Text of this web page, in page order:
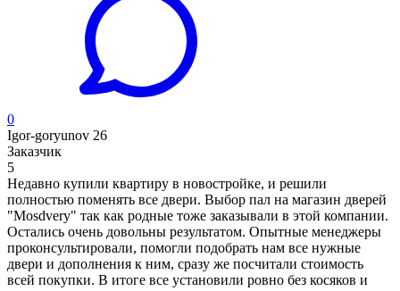
0
Igor-goryunov 26
Заказчик
5
Недавно купили квартиру в новостройке, и решили
полностью поменять все двери. Выбор пал на магазин дверей
"Mosdvery" так как родные тоже заказывали в этой компании.
Остались очень довольны результатом. Опытные менеджеры
проконсультировали, помогли подобрать нам все нужные
двери и дополнения к ним, сразу же посчитали стоимость
всей покупки. В итоге все установили ровно без косяков и